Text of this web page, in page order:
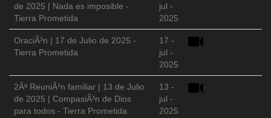
de 2025 | Nada es imposible -
Tierra Prometida
jul -
2025
OraciÃ³n | 17 de Julio de 2025 -
Tierra Prometida
17 -
jul -
2025
2Âª ReuniÃ³n familiar | 13 de Julio
de 2025 | CompasiÃ³n de Dios
para todos - Tierra Prometida
13 -
jul -
2025